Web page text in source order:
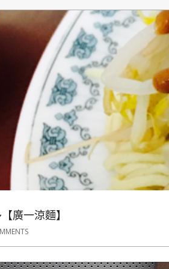
廣一涼麵】